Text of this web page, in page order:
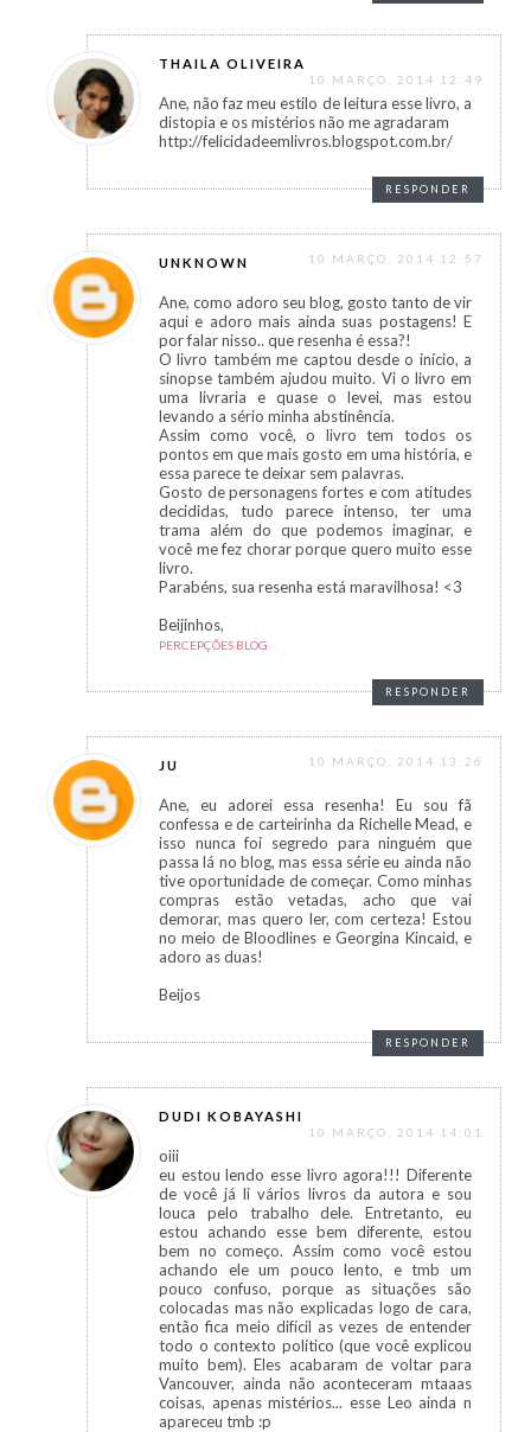
THAILA OLIVEIRA
10 MARÇO, 2014 12:49
Ane, não faz meu estilo de leitura esse livro, a
distopia e os mistérios não me agradaram
http://felicidadeemlivros.blogspot.com.br/
RESPONDER
UNKNOWN 10 MARÇO, 2014 12:57
Ane, como adoro seu blog, gosto tanto de vir
aqui e adoro mais ainda suas postagens! E
por falar nisso.. que resenha é essa?!
O livro também me captou desde o início, a
sinopse também ajudou muito. Vi o livro em
uma livraria e quase o levei, mas estou
levando a sério minha abstinência.
Assim como você, o livro tem todos os
pontos em que mais gosto em uma história, e
essa parece te deixar sem palavras.
Gosto de personagens fortes e com atitudes
decididas, tudo parece intenso, ter uma
trama além do que podemos imaginar, e
você me fez chorar porque quero muito esse
livro.
Parabéns, sua resenha está maravilhosa! <3
Beijinhos,
PERCEPÇÕES BLOG
RESPONDER
JU 10 MARÇO, 2014 13:26
Ane, eu adorei essa resenha! Eu sou fã
confessa e de carteirinha da Richelle Mead, e
isso nunca foi segredo para ninguém que
passa lá no blog, mas essa série eu ainda não
tive oportunidade de começar. Como minhas
compras estão vetadas, acho que vai
demorar, mas quero ler, com certeza! Estou
no meio de Bloodlines e Georgina Kincaid, e
adoro as duas!
Beijos
RESPONDER
DUDI KOBAYASHI
10 MARÇO, 2014 14:01
oiii
eu estou lendo esse livro agora!!! Diferente
de você já li vários livros da autora e sou
louca pelo trabalho dele. Entretanto, eu
estou achando esse bem diferente, estou
bem no começo. Assim como você estou
achando ele um pouco lento, e tmb um
pouco confuso, porque as situações são
colocadas mas não explicadas logo de cara,
então fica meio difícil as vezes de entender
todo o contexto político (que você explicou
muito bem). Eles acabaram de voltar para
Vancouver, ainda não aconteceram mtaaas
coisas, apenas mistérios... esse Leo ainda n
apareceu tmb :p